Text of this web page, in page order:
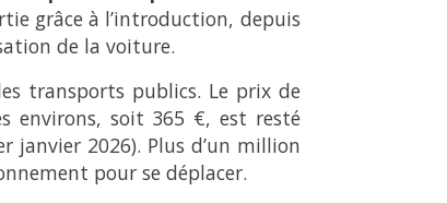
grâce à l’introduction, depuis
de la voiture.
transports publics. Le prix de
environs, soit 365 €, est resté
janvier 2026). Plus d’un million
pour se déplacer.